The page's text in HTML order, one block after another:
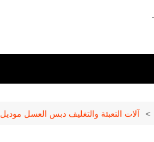
–
آلات التعبئة والتغليف دبس العسل موديل 505 ماركة المهندس منسى